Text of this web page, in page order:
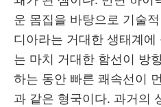
운 몸집을 바탕으로 기술
디아라는 거대한 생태계
는 마치 거대한 함선이 방
하는 동안 빠른 쾌속선이
과 같은 형국이다. 과거의